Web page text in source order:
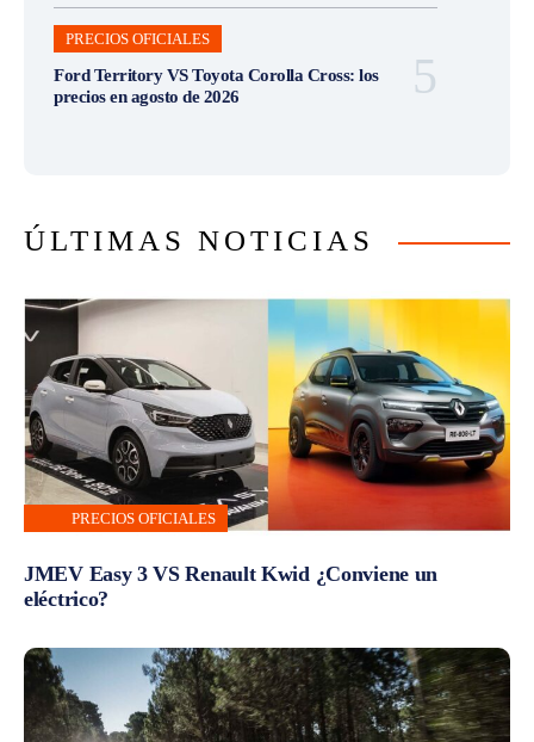
PRECIOS OFICIALES
Ford Territory VS Toyota Corolla Cross: los
precios en agosto de 2026
ÚLTIMAS NOTICIAS
PRECIOS OFICIALES
JMEV Easy 3 VS Renault Kwid ¿Conviene un
eléctrico?